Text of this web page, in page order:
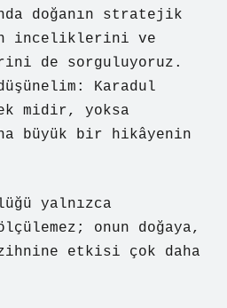
doğanın stratejik
inceliklerini ve
de sorguluyoruz.
Karadul
midir, yoksa
büyük bir hikâyenin
yalnızca
onun doğaya,
etkisi çok daha